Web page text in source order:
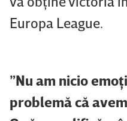
Europa League.
”Nu am nicio
problemă că